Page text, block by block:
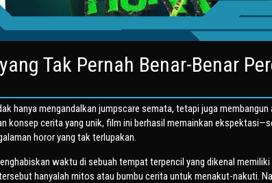
Tak Pernah Benar-Benar
hanya mengandalkan jumpscare semata, tetapi juga
konsep cerita yang unik, film ini berhasil memainkan
horor yang tak terlupakan.
waktu di sebuah tempat terpencil yang dikenal memiliki
hanyalah mitos atau bumbu cerita untuk menakut-nakuti.